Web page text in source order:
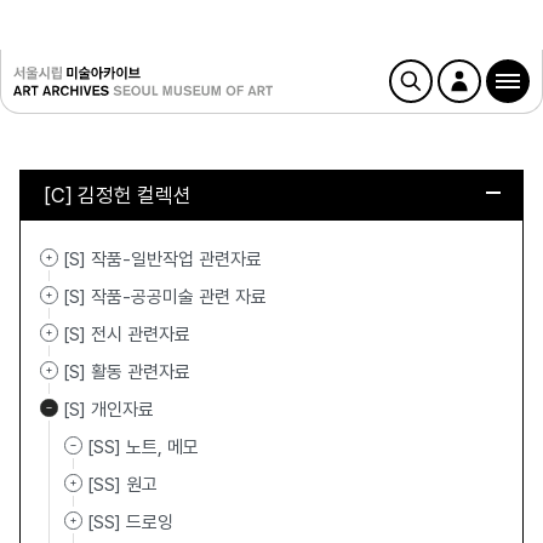
[C] 김정헌 컬렉션
[S] 작품-일반작업 관련자료
[S] 작품-공공미술 관련 자료
[S] 전시 관련자료
[S] 활동 관련자료
[S] 개인자료
[SS] 노트, 메모
[SS] 원고
[SS] 드로잉